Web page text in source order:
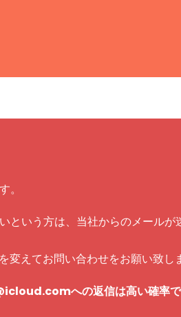
。
という方は、当社からのメールが
えてお問い合わせをお願い致し
への返信は高い確率で